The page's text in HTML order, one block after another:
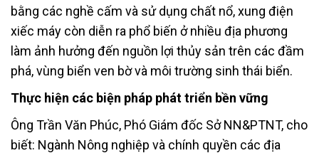
bằng các nghề cấm và sử dụng chất nổ, xung điện
xiếc máy còn diễn ra phổ biến ở nhiều địa phương
làm ảnh hưởng đến nguồn lợi thủy sản trên các đầm
phá, vùng biển ven bờ và môi trường sinh thái biển.
Thực hiện các biện pháp phát triển bền vững
Ông Trần Văn Phúc, Phó Giám đốc Sở NN&PTNT, cho
biết: Ngành Nông nghiệp và chính quyền các địa